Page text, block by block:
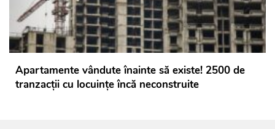
Apartamente vândute înainte să existe! 2500 de
tranzacții cu locuințe încă neconstruite